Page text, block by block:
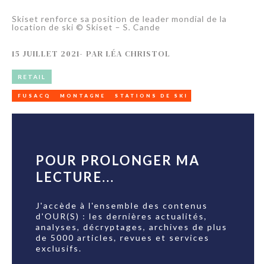
Skiset renforce sa position de leader mondial de la
location de ski © Skiset – S. Cande
15 JUILLET 2021- PAR LÉA CHRISTOL
RETAIL
FUSACQ MONTAGNE STATIONS DE SKI
POUR PROLONGER MA
LECTURE...
J'accède à l'ensemble des contenus
d'OUR(S) : les dernières actualités,
analyses, décryptages, archives de plus
de 5000 articles, revues et services
exclusifs.